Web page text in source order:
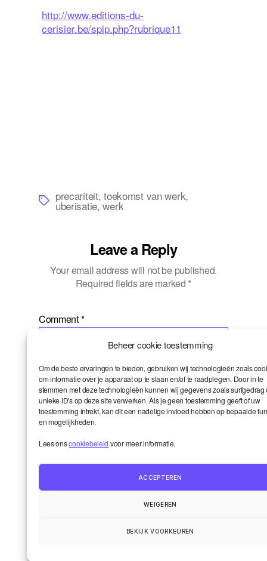
Beheer cookie toestemming
Om de beste ervaringen te bieden, gebruiken wij technologieën zoals
om informatie over je apparaat op te slaan en/of te raadplegen. Door in te
stemmen met deze technologieën kunnen wij gegevens zoals surfgedrag
unieke ID's op deze site verwerken. Als je geen toestemming geeft of uw
toestemming intrekt, kan dit een nadelige invloed hebben op bepaalde
en mogelijkheden.
Lees onscookiebeleid voor meer informatie.
ACCEPTEREN
WEIGEREN
BEKIJK VOORKEUREN
http://www.editions-du-
cerisier.be/spip.php?rubrique11
Tagsprecariteit,toekomst van werk,
uberisatie,werk
Leave a Reply
Your email address will not be published.
Required fields are marked *
Comment*
Email*